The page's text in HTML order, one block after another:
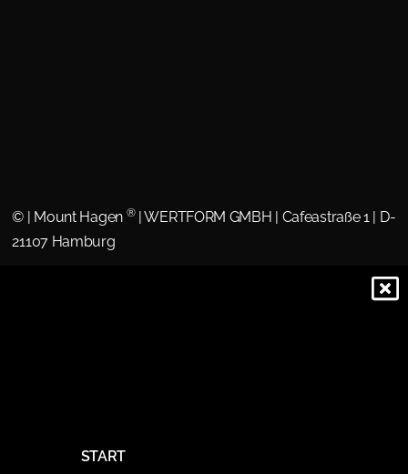
© | Mount Hagen ®| WERTFORM GMBH | Cafeastraße 1 | D-
21107 Hamburg
START